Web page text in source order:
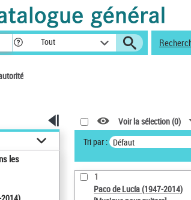
Tout
les
Voir la sélection (0)
Tri par : Défaut
1
Paco de Lucía (1947-2014)